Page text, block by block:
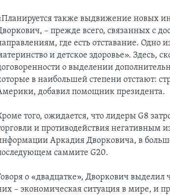
также выдвижение новых
– прежде всего, связанных с
где есть отставание. Одно
и детское здоровье». Здесь,
о выделении
в наибольшей степени отстают:
добавил помощник президента.
того, ожидается, что лидеры G8
и противодействия негативным
Аркадия Дворковича, в
саммите G20.
о «двадцатке», Дворкович
– экономическая ситуация в мире, и